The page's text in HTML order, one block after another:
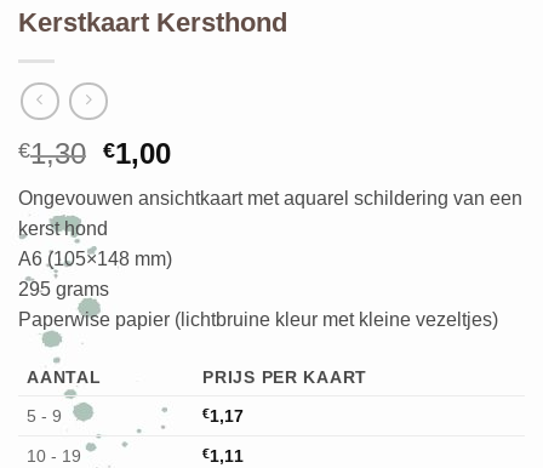
Kerstkaart Kersthond
€1,30 Oorspronkelijke
was:
€1,30.
€1,00Huidige
prijs
is:
Ongevouwen ansichtkaart met aquarel schildering van een
kerst hond
A6 (105×148 mm)
295 grams
Paperwise papier (lichtbruine kleur met kleine vezeltjes)
AANTAL
PRIJS PER KAART
5 - 9
€1,17
10 - 19 €1,11